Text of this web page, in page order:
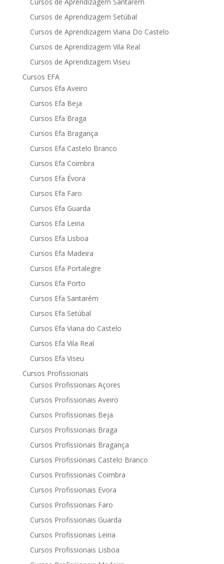
Cursos de Aprendizagem Setúbal
Cursos de Aprendizagem Viana Do Castelo
Cursos de Aprendizagem Vila Real
Cursos de Aprendizagem Viseu
Cursos EFA
Cursos Efa Aveiro
Cursos Efa Beja
Cursos Efa Braga
Cursos Efa Bragança
Cursos Efa Castelo Branco
Cursos Efa Coimbra
Cursos Efa Évora
Cursos Efa Faro
Cursos Efa Guarda
Cursos Efa Leiria
Cursos Efa Lisboa
Cursos Efa Madeira
Cursos Efa Portalegre
Cursos Efa Porto
Cursos Efa Santarém
Cursos Efa Setúbal
Cursos Efa Viana do Castelo
Cursos Efa Vila Real
Cursos Efa Viseu
Cursos Profissionais
Cursos Profissionais Açores
Cursos Profissionais Aveiro
Cursos Profissionais Beja
Cursos Profissionais Braga
Cursos Profissionais Bragança
Cursos Profissionais Castelo Branco
Cursos Profissionais Coimbra
Cursos Profissionais Evora
Cursos Profissionais Faro
Cursos Profissionais Guarda
Cursos Profissionais Leiria
Cursos Profissionais Lisboa